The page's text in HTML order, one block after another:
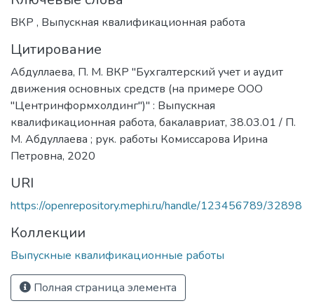
ВКР , Выпускная квалификационная работа
Цитирование
Абдуллаева, П. М. ВКР "Бухгалтерский учет и аудит
движения основных средств (на примере ООО
"Центринформхолдинг")" : Выпускная
квалификационная работа, бакалавриат, 38.03.01 / П.
М. Абдуллаева ; рук. работы Комиссарова Ирина
Петровна, 2020
URI
https://openrepository.mephi.ru/handle/123456789/32898
Коллекции
Выпускные квалификационные работы
Полная страница элемента